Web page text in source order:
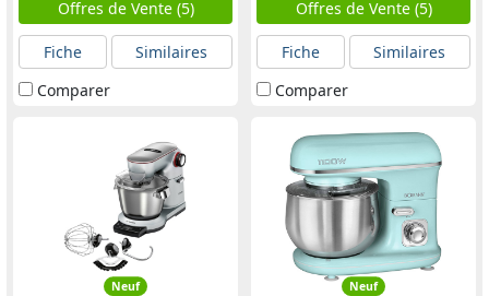
Offres de Vente (5)
Fiche
Similaires
Comparer
Offres de Vente (5)
Fiche
Similaires
Comparer
Neuf Neuf